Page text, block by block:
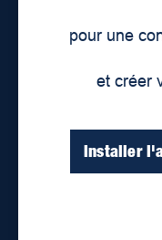
pour une
et créer
Installer
Lieux de distribution